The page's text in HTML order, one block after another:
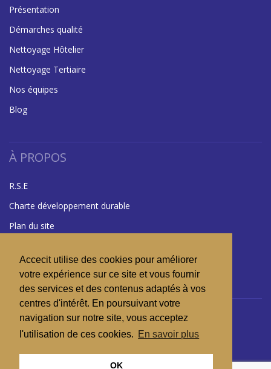
Accecit utilise des cookies pour améliorer
votre expérience sur ce site et vous fournir
des services et des contenus adaptés à vos
centres d'intérêt. En poursuivant votre
navigation sur notre site, vous acceptez
l'utilisation de ces cookies. En savoir plus
OK
Présentation
Démarches qualité
Nettoyage Hôtelier
Nettoyage Tertiaire
Nos équipes
Blog
À PROPOS
R.S.E
Charte développement durable
Plan du site
Glossaire
RÉSEAUX SOCIAUX